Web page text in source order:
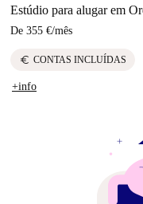
Estúdio para alugar em
De 355 €/mês
euro CONTAS INCLUÍDAS
+info